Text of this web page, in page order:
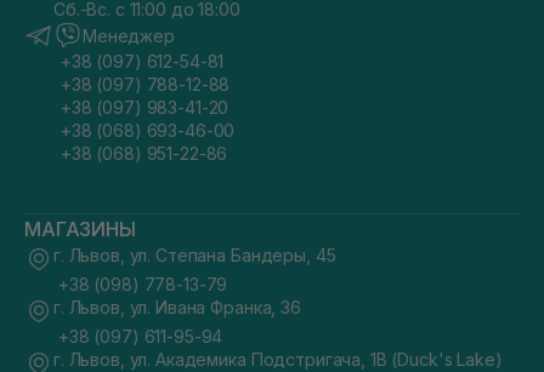
Сб.-Вс. с 11:00 до 18:00
Менеджер
+38 (097) 612-54-81
+38 (097) 788-12-88
+38 (097) 983-41-20
+38 (068) 693-46-00
+38 (068) 951-22-86
МАГАЗИНЫ
г. Львов, ул. Степана Бандеры, 45
+38 (098) 778-13-79
г. Львов, ул. Ивана Франка, 36
+38 (097) 611-95-94
г. Львов, ул. Академика Подстригача, 1В (Duck's Lake)